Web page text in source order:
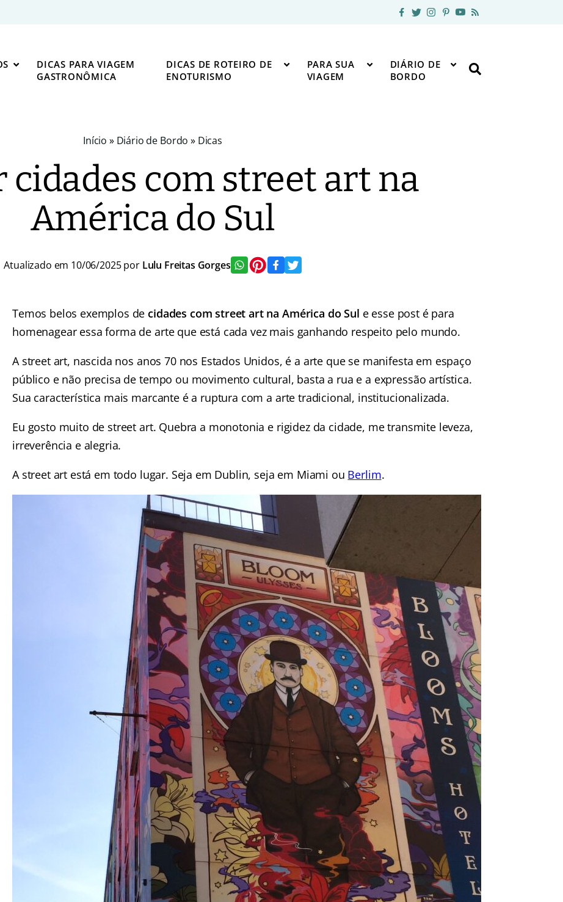
DICAS PARA VIAGEM
GASTRONÔMICA
DICAS DE ROTEIRO DE
ENOTURISMO
PARA SUA
VIAGEM
DIÁRIO DE
BORDO
Início » Diário de Bordo » Dicas
cidades com street art na
América do Sul
Atualizado em 10/06/2025 por Lulu Freitas Gorges
Temos belos exemplos de cidades com street art na América do Sul e esse post é para
homenagear essa forma de arte que está cada vez mais ganhando respeito pelo mundo.
A street art, nascida nos anos 70 nos Estados Unidos, é a arte que se manifesta em espaço
público e não precisa de tempo ou movimento cultural, basta a rua e a expressão artística.
Sua característica mais marcante é a ruptura com a arte tradicional, institucionalizada.
Eu gosto muito de street art. Quebra a monotonia e rigidez da cidade, me transmite leveza,
irreverência e alegria.
A street art está em todo lugar. Seja em Dublin, seja em Miami ou Berlim.